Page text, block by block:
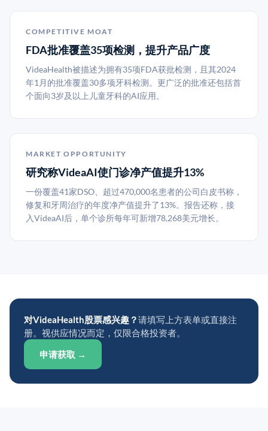
COMPETITIVE MOAT
FDA批准覆盖35项检测，提升产品广度
VideaHealth被描述为拥有35项FDA获批检测，且其2024
年1月的批准覆盖30多项牙科检测。更广泛的批准还包括首
个面向3岁及以上儿童牙科的AI应用。
MARKET OPPORTUNITY
研究称VideaAI使门诊净产值提升13%
一份覆盖41家DSO、超过470,000名患者的公司白皮书称，
修复和牙周治疗的年度净产值提升了13%。报告还称，接
入VideaAI后，单个诊所每年可新增78,268美元增长。
对VideaHealth股票感兴趣？请填写上方表单或直接注
册。视供应情况而定，仅限合格投资者。
申请获取 →